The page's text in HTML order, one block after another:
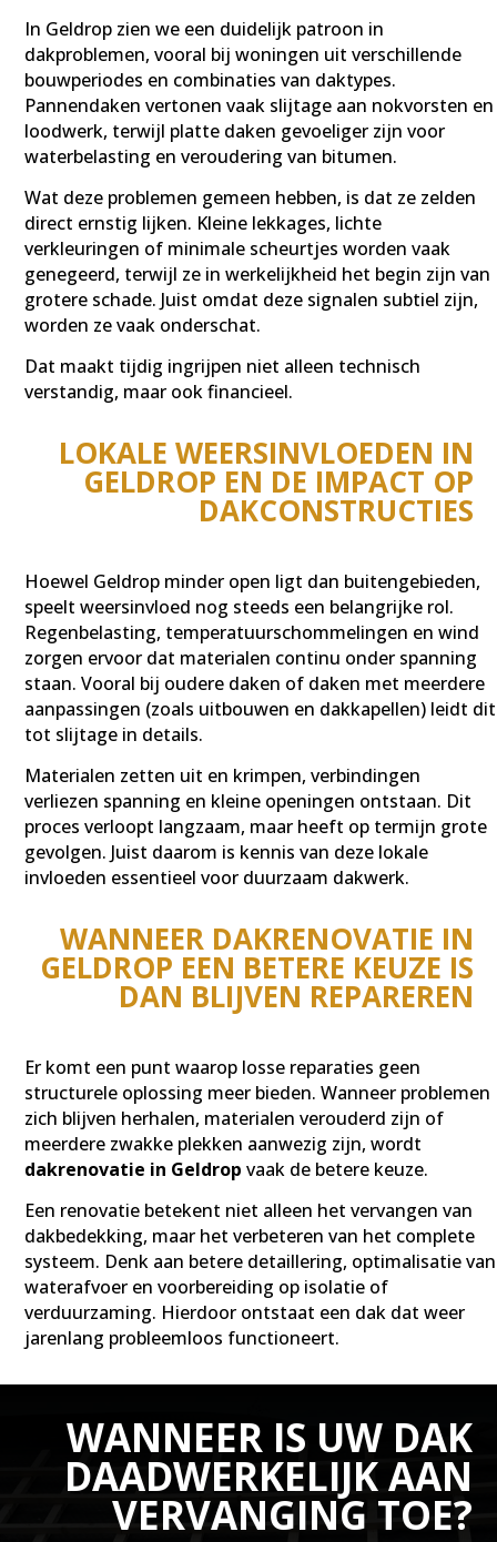
In Geldrop zien we een duidelijk patroon in
dakproblemen, vooral bij woningen uit verschillende
bouwperiodes en combinaties van daktypes.
Pannendaken vertonen vaak slijtage aan nokvorsten en
loodwerk, terwijl platte daken gevoeliger zijn voor
waterbelasting en veroudering van bitumen.
Wat deze problemen gemeen hebben, is dat ze zelden
direct ernstig lijken. Kleine lekkages, lichte
verkleuringen of minimale scheurtjes worden vaak
genegeerd, terwijl ze in werkelijkheid het begin zijn van
grotere schade. Juist omdat deze signalen subtiel zijn,
worden ze vaak onderschat.
Dat maakt tijdig ingrijpen niet alleen technisch
verstandig, maar ook financieel.
LOKALE WEERSINVLOEDEN IN
GELDROP EN DE IMPACT OP
DAKCONSTRUCTIES
Hoewel Geldrop minder open ligt dan buitengebieden,
speelt weersinvloed nog steeds een belangrijke rol.
Regenbelasting, temperatuurschommelingen en wind
zorgen ervoor dat materialen continu onder spanning
staan. Vooral bij oudere daken of daken met meerdere
aanpassingen (zoals uitbouwen en dakkapellen) leidt dit
tot slijtage in details.
Materialen zetten uit en krimpen, verbindingen
verliezen spanning en kleine openingen ontstaan. Dit
proces verloopt langzaam, maar heeft op termijn grote
gevolgen. Juist daarom is kennis van deze lokale
invloeden essentieel voor duurzaam dakwerk.
WANNEER DAKRENOVATIE IN
GELDROP EEN BETERE KEUZE IS
DAN BLIJVEN REPAREREN
Er komt een punt waarop losse reparaties geen
structurele oplossing meer bieden. Wanneer problemen
zich blijven herhalen, materialen verouderd zijn of
meerdere zwakke plekken aanwezig zijn, wordt
dakrenovatie in Geldrop vaak de betere keuze.
Een renovatie betekent niet alleen het vervangen van
dakbedekking, maar het verbeteren van het complete
systeem. Denk aan betere detaillering, optimalisatie van
waterafvoer en voorbereiding op isolatie of
verduurzaming. Hierdoor ontstaat een dak dat weer
jarenlang probleemloos functioneert.
WANNEER IS UW DAK
DAADWERKELIJK AAN
VERVANGING TOE?